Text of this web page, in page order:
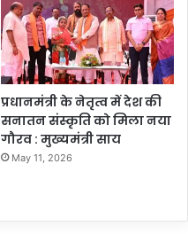
प्रधानमंत्री के नेतृत्व में देश की
सनातन संस्कृति को मिला नया
गौरव : मुख्यमंत्री साय
May 11, 2026